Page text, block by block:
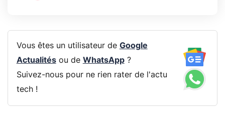
Vous êtes un utilisateur de Google
Actualitésou de WhatsApp?
Suivez-nous pour ne rien rater de l'actu
tech !